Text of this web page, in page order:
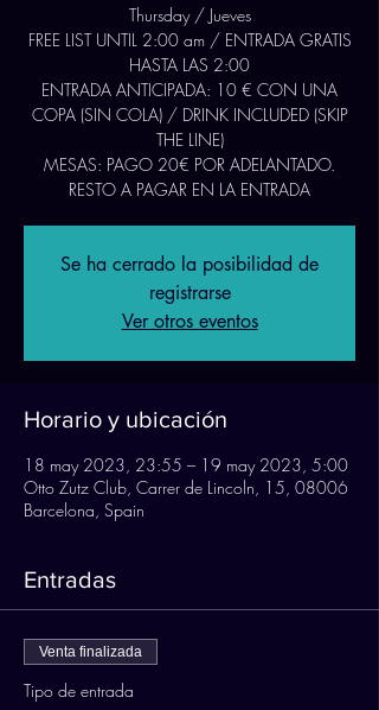
Thursday / Jueves
FREE LIST UNTIL 2:00 am / ENTRADA GRATIS
HASTA LAS 2:00
ENTRADA ANTICIPADA: 10 € CON UNA
COPA (SIN COLA) / DRINK INCLUDED (SKIP
THE LINE)
MESAS: PAGO 20€ POR ADELANTADO.
RESTO A PAGAR EN LA ENTRADA
Se ha cerrado la posibilidad de
registrarse
Ver otros eventos
Horario y ubicación
18 may 2023, 23:55 – 19 may 2023, 5:00
Otto Zutz Club, Carrer de Lincoln, 15, 08006
Barcelona, Spain
Entradas
Venta finalizada
Tipo de entrada